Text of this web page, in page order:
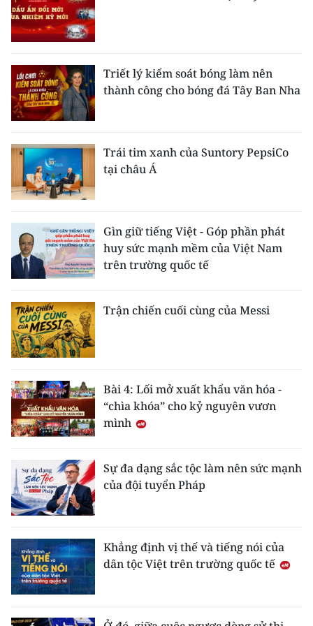
ENGLISH
中文
FRANÇAIS
РУССКИЙ
ESPAÑOL
한국어
Triết lý kiểm soát bóng làm nên
thành công cho bóng đá Tây Ban Nha
Trái tim xanh của Suntory PepsiCo
tại châu Á
Gìn giữ tiếng Việt - Góp phần phát
huy sức mạnh mềm của Việt Nam
trên trường quốc tế
Trận chiến cuối cùng của Messi
Bài 4: Lối mở xuất khẩu văn hóa -
“chìa khóa” cho kỷ nguyên vươn
mình
Sự đa dạng sắc tộc làm nên sức mạnh
của đội tuyển Pháp
Khẳng định vị thế và tiếng nói của
dân tộc Việt trên trường quốc tế